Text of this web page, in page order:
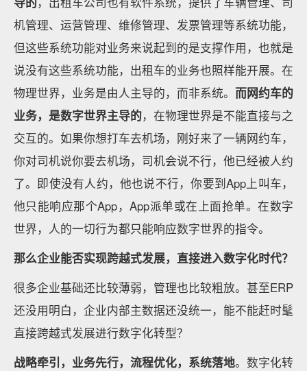
机管理、运营管理、维修管理、发票管理等系统功能，
但这些系统功能对业务来说起到的是支撑作用，也就是
说没有这些系统功能，出租车的业务也照样能开展。在
物理世界，业务是由人主导的，而非系统。 而网约车的
业务，是数字世界主导的，在物理世界是不能直接与之
交互的。如果你想打车去机场，刚好来了一辆网约车，
你对司机说你要去机场，司机会说不行，他已经被人约
了。即使没有人约，他也说不行，你要到App上叫车，
他只能响应那个App，App派单或在上面抢单。在数字
世界，人的一切行为都只能响应数字世界的指令。
那么企业能否实现跨越式发展，直接进入数字化时代？
很多企业基础还比较薄弱，管理也比较粗放。甚至ERP
还没用明白，企业内部主数据还没统一，能不能赶时髦
直接跨越式发展进行数字化转型？
战略牵引，业务先行，流程优化，系统落地。数字化转